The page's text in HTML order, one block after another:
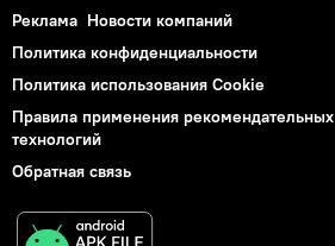
Реклама Новости компаний
Политика конфиденциальности
Политика использования Cookie
Правила применения рекомендательных
технологий
Обратная связь